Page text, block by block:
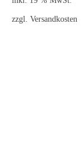
zzgl. Versandkosten